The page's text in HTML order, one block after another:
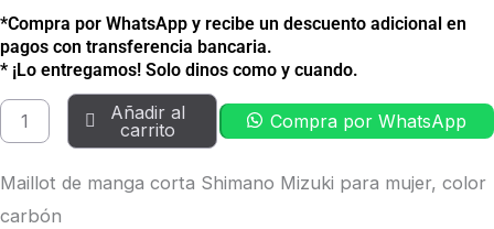
*Compra por WhatsApp y recibe un descuento adicional en
pagos con transferencia bancaria.
* ¡Lo entregamos! Solo dinos como y cuando.
Añadir al
carrito
Compra por WhatsApp
Maillot de manga corta Shimano Mizuki para mujer, color
carbón